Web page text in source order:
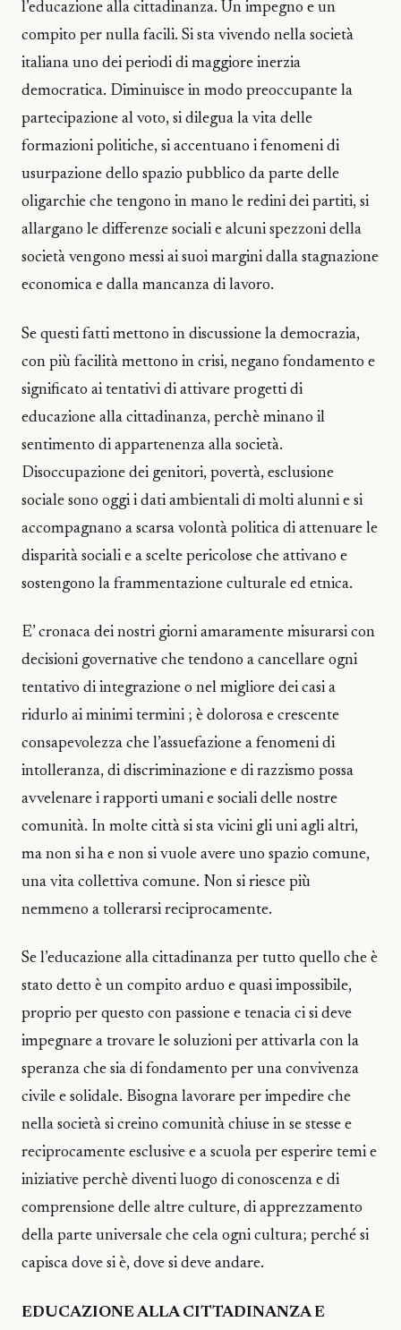
l’educazione alla cittadinanza. Un impegno e un
compito per nulla facili. Si sta vivendo nella società
italiana uno dei periodi di maggiore inerzia
democratica. Diminuisce in modo preoccupante la
partecipazione al voto, si dilegua la vita delle
formazioni politiche, si accentuano i fenomeni di
usurpazione dello spazio pubblico da parte delle
oligarchie che tengono in mano le redini dei partiti, si
allargano le differenze sociali e alcuni spezzoni della
società vengono messi ai suoi margini dalla stagnazione
economica e dalla mancanza di lavoro.
Se questi fatti mettono in discussione la democrazia,
con più facilità mettono in crisi, negano fondamento e
significato ai tentativi di attivare progetti di
educazione alla cittadinanza, perchè minano il
sentimento di appartenenza alla società.
Disoccupazione dei genitori, povertà, esclusione
sociale sono oggi i dati ambientali di molti alunni e si
accompagnano a scarsa volontà politica di attenuare le
disparità sociali e a scelte pericolose che attivano e
sostengono la frammentazione culturale ed etnica.
E’ cronaca dei nostri giorni amaramente misurarsi con
decisioni governative che tendono a cancellare ogni
tentativo di integrazione o nel migliore dei casi a
ridurlo ai minimi termini ; è dolorosa e crescente
consapevolezza che l’assuefazione a fenomeni di
intolleranza, di discriminazione e di razzismo possa
avvelenare i rapporti umani e sociali delle nostre
comunità. In molte città si sta vicini gli uni agli altri,
ma non si ha e non si vuole avere uno spazio comune,
una vita collettiva comune. Non si riesce più
nemmeno a tollerarsi reciprocamente.
Se l’educazione alla cittadinanza per tutto quello che è
stato detto è un compito arduo e quasi impossibile,
proprio per questo con passione e tenacia ci si deve
impegnare a trovare le soluzioni per attivarla con la
speranza che sia di fondamento per una convivenza
civile e solidale. Bisogna lavorare per impedire che
nella società si creino comunità chiuse in se stesse e
reciprocamente esclusive e a scuola per esperire temi e
iniziative perchè diventi luogo di conoscenza e di
comprensione delle altre culture, di apprezzamento
della parte universale che cela ogni cultura; perché si
capisca dove si è, dove si deve andare.
EDUCAZIONE ALLA CITTADINANZA E